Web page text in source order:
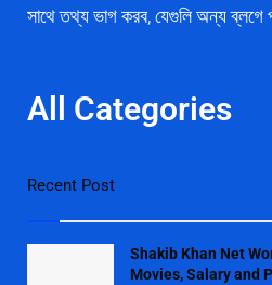
সাথে তথ্য ভাগ করব, যেগুলি অন্য ব্লগে
All Categories
Recent Post
Shakib Khan Net
Movies, Salary and